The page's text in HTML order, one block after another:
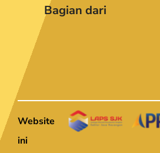
Bagian dari
Website
ini